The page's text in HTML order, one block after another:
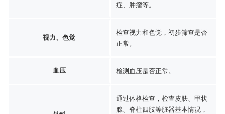
症、肿瘤等。
视力、色觉
检查视力和色觉，初步筛查是否
正常。
血压 检测血压是否正常。
通过体格检查，检查皮肤、甲状
腺、脊柱四肢等脏器基本情况，